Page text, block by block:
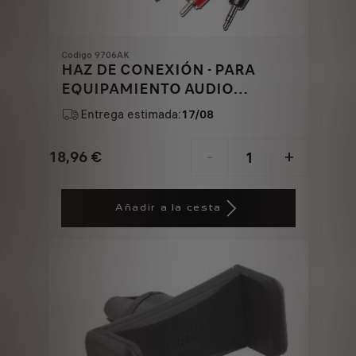
Codigo 9706AK
HAZ DE CONEXIÓN - PARA
EQUIPAMIENTO AUDIO
AUXILIAR
Entrega estimada:17/08
18,96 €
Price
- +
Quantity
Añadir a la cesta